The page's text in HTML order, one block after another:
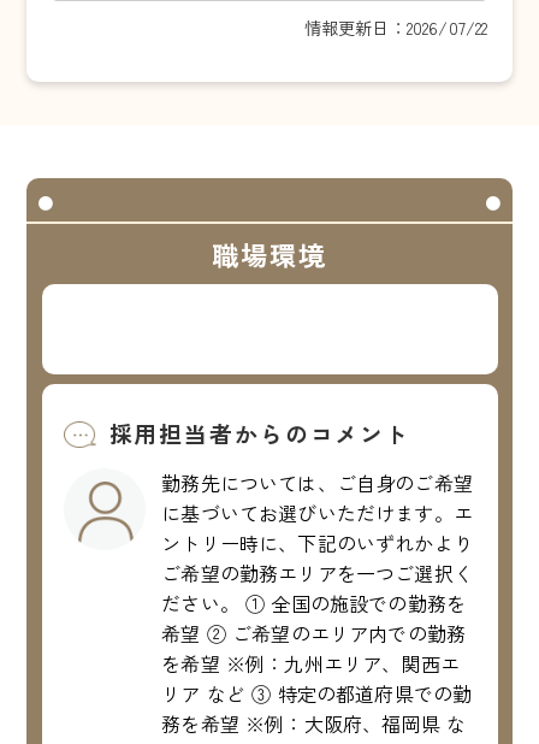
情報更新日：2026/07/22
職場環境
採用担当者からのコメント
勤務先については、ご自身のご希望
に基づいてお選びいただけます。エ
ントリー時に、下記のいずれかより
ご希望の勤務エリアを一つご選択く
ださい。 ① 全国の施設での勤務を
希望 ② ご希望のエリア内での勤務
を希望 ※例：九州エリア、関西エ
リア など ③ 特定の都道府県での勤
務を希望 ※例：大阪府、福岡県 な